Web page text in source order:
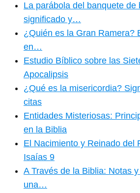
La parábola del banquete de
significado y…
¿Quién es la Gran Ramera?
en…
Estudio Bíblico sobre las
Apocalipsis
¿Qué es la misericordia?
citas
Entidades Misteriosas:
en la Biblia
El Nacimiento y Reinado del
Isaías 9
A Través de la Biblia: Notas
una…